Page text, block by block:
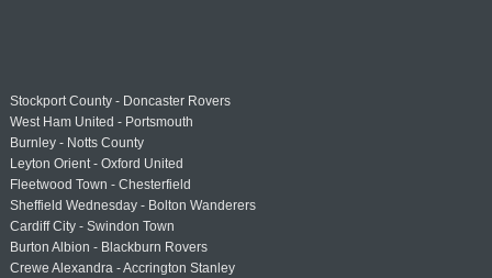
Stockport County - Doncaster Rovers
West Ham United - Portsmouth
Burnley - Notts County
Leyton Orient - Oxford United
Fleetwood Town - Chesterfield
Sheffield Wednesday - Bolton Wanderers
Cardiff City - Swindon Town
Burton Albion - Blackburn Rovers
Crewe Alexandra - Accrington Stanley